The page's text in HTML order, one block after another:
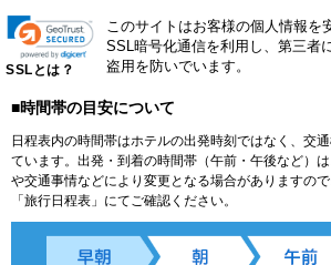
SSLとは？
このサイトはお客様の個人情報を
SSL暗号化通信を利用し、第三者
盗用を防いでいます。
■時間帯の目安について
日程表内の時間帯はホテルの出発時刻ではなく、交
ています。出発・到着の時間帯（午前・午後など）
や交通事情などにより変更となる場合がありますの
「旅行日程表」にてご確認ください。